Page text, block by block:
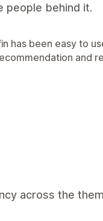
people behind it.
has been easy to
and
across the